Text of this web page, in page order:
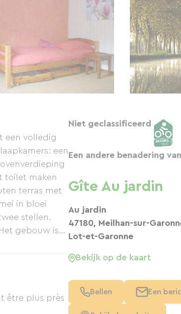
een volledig
een
toilet maken
terras met
in bloei
stellen.
gebouw is
De
dat de
de
être plus près
Niet geclassificeerd
Een andere benadering
Gîte Au jardin
Au jardin
47180, Meilhan-sur-
Lot-et-Garonne
Bekijk op de kaart
Bellen Een